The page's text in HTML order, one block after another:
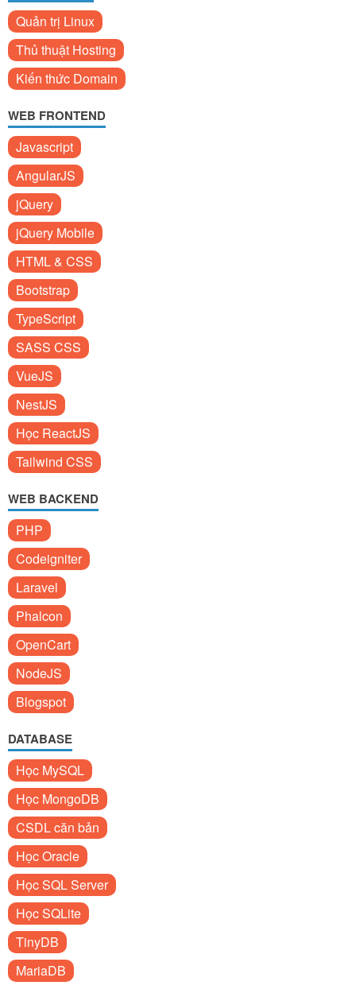
Quản trị Linux
Thủ thuật Hosting
Kiến thức Domain
WEB FRONTEND
Javascript
AngularJS
jQuery
jQuery Mobile
HTML & CSS
Bootstrap
TypeScript
SASS CSS
VueJS
NestJS
Học ReactJS
Tailwind CSS
WEB BACKEND
PHP
Codeigniter
Laravel
Phalcon
OpenCart
NodeJS
Blogspot
DATABASE
Học MySQL
Học MongoDB
CSDL căn bản
Học Oracle
Học SQL Server
Học SQLite
TinyDB
MariaDB